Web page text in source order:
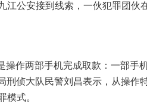
公安接到线索，一伙犯罪团伙
作两部手机完成取款：一部手
侦大队民警刘昌表示，从操作
模式。